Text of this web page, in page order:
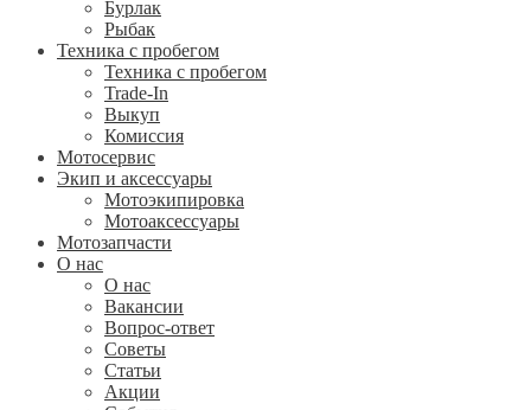
Бурлак
Рыбак
Техника с пробегом
Техника с пробегом
Trade-In
Выкуп
Комиссия
Мотосервис
Экип и аксессуары
Мотоэкипировка
Мотоаксессуары
Мотозапчасти
О нас
О нас
Вакансии
Вопрос-ответ
Советы
Статьи
Акции